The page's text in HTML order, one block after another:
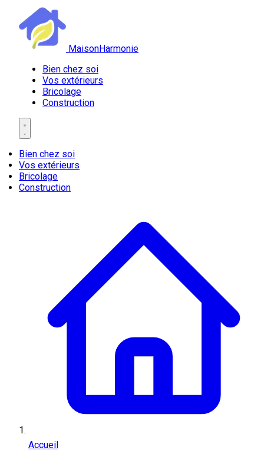
MaisonHarmonie
Bien chez soi
Vos extérieurs
Bricolage
Construction
Bien chez soi
Vos extérieurs
Bricolage
Construction
Accueil